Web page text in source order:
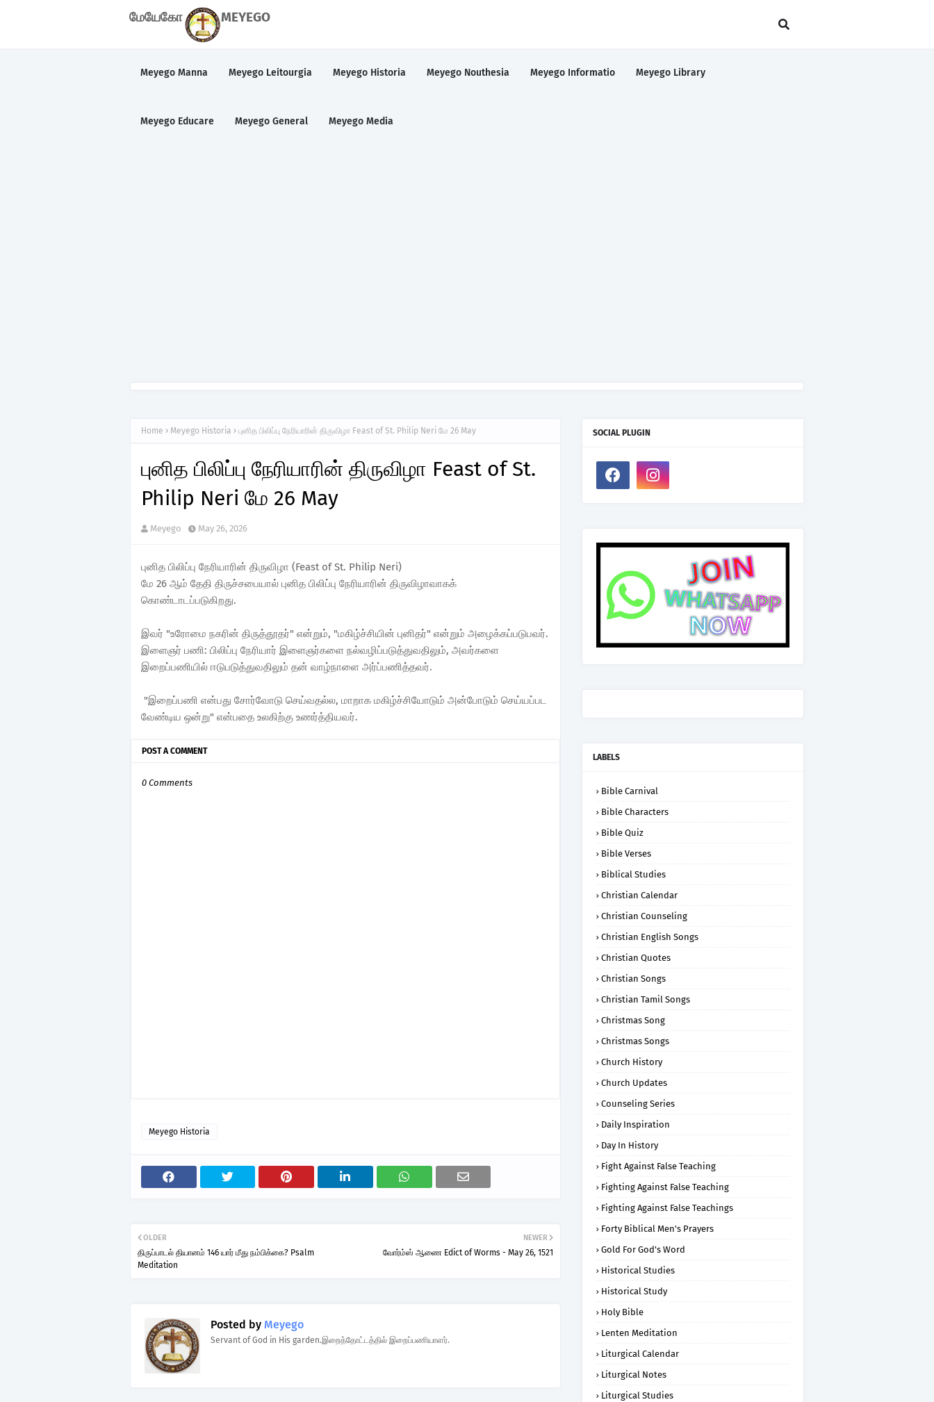
மேயேகோ MEYEGO
Meyego Manna Meyego Leitourgia Meyego Historia Meyego Nouthesia Meyego Informatio Meyego Library
Meyego Educare Meyego General Meyego Media
Home Meyego Historia புனித பிலிப்பு நேரியாரின் திருவிழா Feast of St. Philip Neri மே 26 May
புனித பிலிப்பு நேரியாரின் திருவிழா Feast of St.
Philip Neri மே 26 May
Meyego May 26, 2026
புனித பிலிப்பு நேரியாரின் திருவிழா (Feast of St. Philip Neri)
மே 26 ஆம் தேதி திருச்சபையால் புனித பிலிப்பு நேரியாரின் திருவிழாவாகக்
கொண்டாடப்படுகிறது.
இவர் "உரோமை நகரின் திருத்தூதர்" என்றும், "மகிழ்ச்சியின் புனிதர்" என்றும் அழைக்கப்படுபவர்.
இளைஞர் பணி: பிலிப்பு நேரியார் இளைஞர்களை நல்வழிப்படுத்துவதிலும், அவர்களை
இறைப்பணியில் ஈடுபடுத்துவதிலும் தன் வாழ்நாளை அர்ப்பணித்தவர்.
"இறைப்பணி என்பது சோர்வோடு செய்வதல்ல, மாறாக மகிழ்ச்சியோடும் அன்போடும் செய்யப்பட
வேண்டிய ஒன்று" என்பதை உலகிற்கு உணர்த்தியவர்.
POST A COMMENT
0 Comments
Meyego Historia
NEWER
வோர்ம்ஸ் ஆணை Edict of Worms - May 26, 1521
OLDER
திருப்பாடல் தியானம் 146 யார் மீது நம்பிக்கை? Psalm
Meditation
Posted by Meyego
Servant of God in His garden.இறைத்தோட்டத்தில் இறைப்பணியாளர்.
SOCIAL PLUGIN
LABELS
Bible Carnival
Bible Characters
Bible Quiz
Bible Verses
Biblical Studies
Christian Calendar
Christian Counseling
Christian English Songs
Christian Quotes
Christian Songs
Christian Tamil Songs
Christmas Song
Christmas Songs
Church History
Church Updates
Counseling Series
Daily Inspiration
Day In History
Fight Against False Teaching
Fighting Against False Teaching
Fighting Against False Teachings
Forty Biblical Men's Prayers
Gold For God's Word
Historical Studies
Historical Study
Holy Bible
Lenten Meditation
Liturgical Calendar
Liturgical Notes
Liturgical Studies